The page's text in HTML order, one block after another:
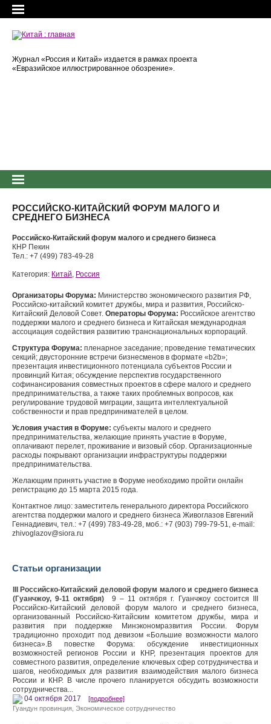
Журнал «Россия и Китай» издается в рамках проекта
«Евразийское иллюстрированное обозрение».
РОССИЙСКО-КИТАЙСКИЙ ФОРУМ МАЛОГО И
СРЕДНЕГО БИЗНЕСА
Российско-Китайский форум малого и среднего бизнеса
КНР Пекин
Тел.: +7 (499) 783-49-28
Категория: Китай, Россия
Организаторы Форума: Министерство экономического развития РФ,
Российско-китайский комитет дружбы, мира и развития, Российско-
Китайский Деловой Совет. Операторы Форума: Российское агентство
поддержки малого и среднего бизнеса и Китайская международная
ассоциация содействия развитию транснациональных корпораций.
Структура Форума: пленарное заседание; проведение тематических
секций; двусторонние встречи бизнесменов в формате «b2b»;
презентация инвестиционного потенциала субъектов России и
провинций Китая; обсуждение перспектив государственного
софинансирования совместных проектов в сфере малого и среднего
предпринимательства, а также таких проблемных вопросов, как
регулирование трудовой миграции, защита интеллектуальной
собственности и прав предпринимателей в целом.
Условия участия в Форуме: субъекты малого и среднего
предпринимательства, желающие принять участие в Форуме,
оплачивают перелет, проживание и визовый сбор. Организационные
расходы покрывают организации инфраструктуры поддержки
предпринимательства.
Желающим принять участие в Форуме необходимо пройти онлайн
регистрацию до 15 марта 2015 года.
Контактное лицо: заместитель генерального директора Российского
агентства поддержки малого и среднего бизнеса Живоглазов Евгений
Геннадиевич, тел.: +7 (499) 783-49-28, моб.: +7 (903) 799-79-51, e-mail:
zhivoglazov@siora.ru
Статьи организации
III Российско-Китайский деловой форум малого и среднего бизнеса
(Гуанчжоу, 9-11 октября) 9 – 11 октября г. Гуанчжоу состоится III
Российско-Китайский деловой форум малого и среднего бизнеса,
организованный Российско-Китайским комитетом дружбы, мира и
развития при поддержке Минэкономразвития России. Форум
традиционно проходит под девизом «Большие возможности малого
бизнеса».В повестке Форума: обсуждение инвестиционных
возможностей регионов России и КНР, презентация проектов для
совместного развития, определение ключевых сфер сотрудничества и
шагов, необходимых для развития взаимодействия малого бизнеса
России и КНР. В числе прочего планируется обсудить возможности
сотрудничества...
04 октября 2017 [подробнее]
Гуандун провинция Экономическое сотрудничество